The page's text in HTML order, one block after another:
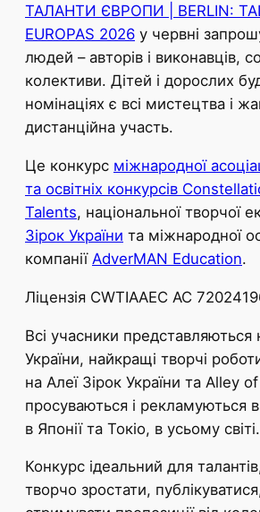
ТАЛАНТИ ЄВРОПИ | BERLIN:
EUROPAS 2026 у червні
людей – авторів і виконавців,
колективи. Дітей і дорослих
номінаціях є всі мистецтва і
дистанційна участь.
Це конкурс міжнародної
та освітніх конкурсів
Talents, національної творчої
Зірок України та міжнародної
компанії AdverMAN Education.
Ліцензія CWTIAAEC AC
Всі учасники представляються
України, найкращі творчі
на Алеї Зірок України та Alley
просуваються і рекламуються в
в Японії та Токіо, в усьому світі.
Конкурс ідеальний для
творчо зростати,